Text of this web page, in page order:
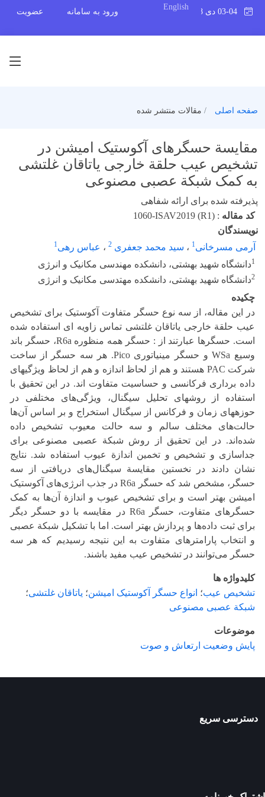
English
ورود به سامانه عضویت
صفحه اصلی مقالات منتشر شده
مقایسة حسگرهای آکوستیک امیشن در
تشخیص عیب حلقة خارجی یاتاقان غلتشی
به کمک شبکة عصبی مصنوعی
پذیرفته شده برای ارائه شفاهی
کد مقاله :
1060-ISAV2019 (R1)
نویسندگان
آرمی مسرخانی1 ، سید محمد جعفری 2 ، عباس رهی1
1دانشگاه شهید بهشتی، دانشکده مهندسی مکانیک و انرژی
2دانشگاه شهید بهشتی، دانشکده مهتدسی مکانیک و انرژی
چکیده
در این مقاله، از سه نوع حسگر متفاوت آکوستیک برای تشخیص
عیب حلقة خارجی یاتاقان غلتشی تماس زاویه ای استفاده شده
است. حسگرها عبارتند از : حسگر همه منظوره R6a، حسگر باند
وسیع WSa و حسگر مینیاتوری Pico. هر سه حسگر از ساخت
شرکت PAC هستند و هم از لحاظ اندازه و هم از لحاظ ویژگی‏های
داده برداری فرکانسی و حساسیت متفاوت اند. در این تحقیق با
استفاده از روش‏های تحلیل سیگنال، ویژگی‌های مختلفی در
حوزه‏های زمان و فرکانس از سیگنال استخراج و بر اساس آن‌ها
حالت‌های مختلف سالم و سه حالت معیوب تشخیص داده
شده‌اند. در این تحقیق از روش شبکة عصبی مصنوعی برای
جداسازی و تشخیص و تخمین اندازة عیوب استفاده شد. نتایج
نشان دادند در نخستین مقایسة سیگنال‌های دریافتی از سه
حسگر، مشخص شد که حسگر R6a در جذب انرژی‌های آکوستیک
امیشن بهتر است و برای تشخیص عیوب و اندازة آن‌ها به کمک
حسگرهای متفاوت، حسگر R6a در مقایسه با دو حسگر دیگر
برای ثبت داده‌ها و پردازش بهتر است. اما با تشکیل شبکة عصبی
و انتخاب پارامترهای متفاوت به این نتیجه رسیدیم که هر سه
حسگر می‌توانند در تشخیص عیب مفید باشند.
کلیدواژه ها
تشخیص عیب؛ انواع حسگر آکوستیک امیشن؛ یاتاقان غلتشی؛
شبکة عصبی مصنوعی
موضوعات
پایش وضعیت ارتعاش و صوت
دسترسی سریع